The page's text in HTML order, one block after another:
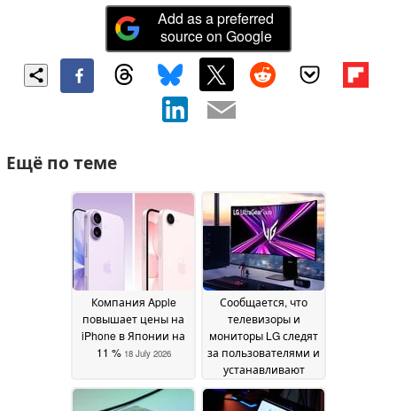
Add as a preferred
source on Google
Ещё по теме
Компания Apple
повышает цены на
iPhone в Японии на
11 % 18 July 2026
Сообщается, что
телевизоры и
мониторы LG следят
за пользователями и
устанавливают
ненужное ПО без их
согласия17 July 2026